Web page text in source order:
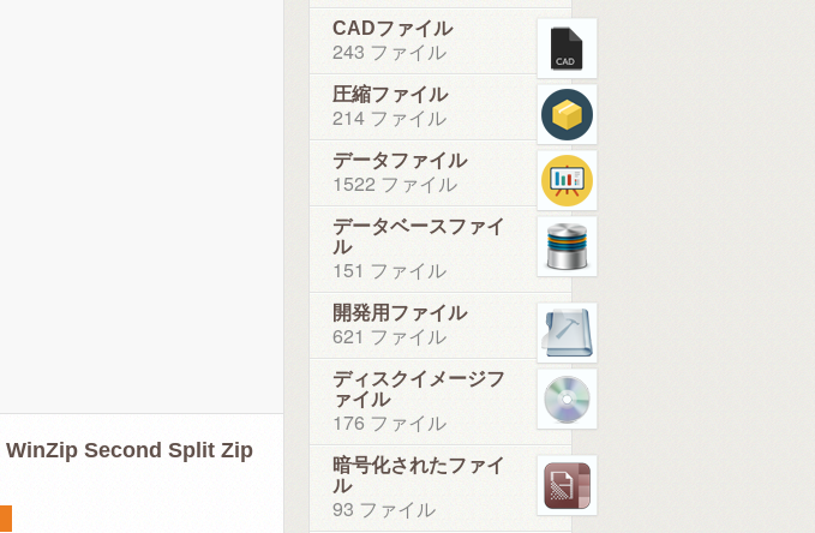
WinZip Second Split Zip
CADファイル
243 ファイル
圧縮ファイル
214 ファイル
データファイル
1522 ファイル
データベースファイ
ル
151 ファイル
開発用ファイル
621 ファイル
ディスクイメージフ
ァイル
176 ファイル
暗号化されたファイ
ル
93 ファイル